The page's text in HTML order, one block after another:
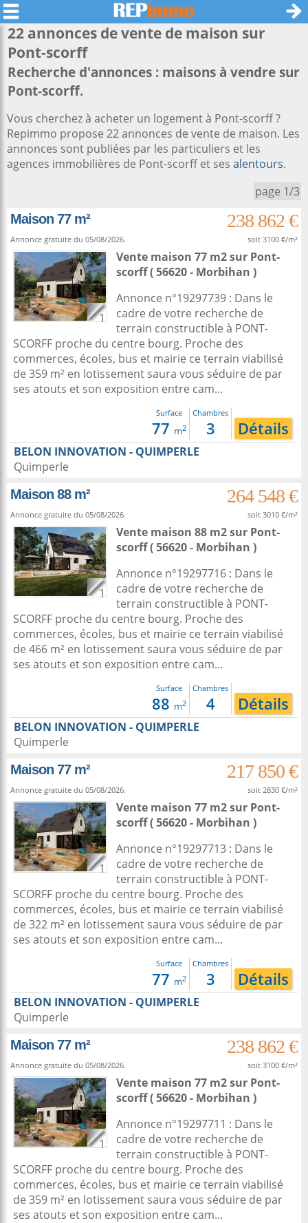
22 annonces de vente de maison sur
Pont-scorff
Recherche d'annonces : maisons à vendre sur
Pont-scorff.
Vous cherchez à acheter un logement à Pont-scorff ?
Repimmo propose 22 annonces de vente de maison. Les
annonces sont publiées par les particuliers et les
agences immobilières de Pont-scorff et ses alentours.
page 1/3
Maison 77 m²
238 862 €
Annonce gratuite du 05/08/2026. soit 3100 €/m²
1
Vente maison 77 m2sur Pont-
scorff( 56620 - Morbihan )
Annonce n°19297739 : Dans le
cadre de votre recherche de
terrain constructible à PONT-
SCORFF proche du centre bourg. Proche des
commerces, écoles, bus et mairie ce terrain viabilisé
de 359 m² en lotissement saura vous séduire de par
ses atouts et son exposition entre cam...
Surface
77 m2
Chambres
3 Détails
BELON INNOVATION - QUIMPERLE
Quimperle
Maison 88 m²
264 548 €
Annonce gratuite du 05/08/2026. soit 3010 €/m²
1
Vente maison 88 m2sur Pont-
scorff( 56620 - Morbihan )
Annonce n°19297716 : Dans le
cadre de votre recherche de
terrain constructible à PONT-
SCORFF proche du centre bourg. Proche des
commerces, écoles, bus et mairie ce terrain viabilisé
de 466 m² en lotissement saura vous séduire de par
ses atouts et son exposition entre cam...
Surface
88 m2
Chambres
4 Détails
BELON INNOVATION - QUIMPERLE
Quimperle
Maison 77 m²
217 850 €
Annonce gratuite du 05/08/2026. soit 2830 €/m²
1
Vente maison 77 m2sur Pont-
scorff( 56620 - Morbihan )
Annonce n°19297713 : Dans le
cadre de votre recherche de
terrain constructible à PONT-
SCORFF proche du centre bourg. Proche des
commerces, écoles, bus et mairie ce terrain viabilisé
de 322 m² en lotissement saura vous séduire de par
ses atouts et son exposition entre cam...
Surface
77 m2
Chambres
3 Détails
BELON INNOVATION - QUIMPERLE
Quimperle
Maison 77 m²
238 862 €
Annonce gratuite du 05/08/2026. soit 3100 €/m²
1
Vente maison 77 m2sur Pont-
scorff( 56620 - Morbihan )
Annonce n°19297711 : Dans le
cadre de votre recherche de
terrain constructible à PONT-
SCORFF proche du centre bourg. Proche des
commerces, écoles, bus et mairie ce terrain viabilisé
de 359 m² en lotissement saura vous séduire de par
ses atouts et son exposition entre cam...